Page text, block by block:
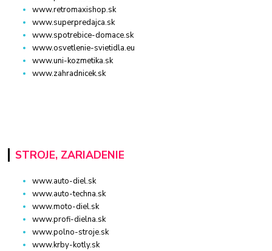
www.retromaxishop.sk
www.superpredajca.sk
www.spotrebice-domace.sk
www.osvetlenie-svietidla.eu
www.uni-kozmetika.sk
www.zahradnicek.sk
STROJE, ZARIADENIE
www.auto-diel.sk
www.auto-techna.sk
www.moto-diel.sk
www.profi-dielna.sk
www.polno-stroje.sk
www.krby-kotly.sk